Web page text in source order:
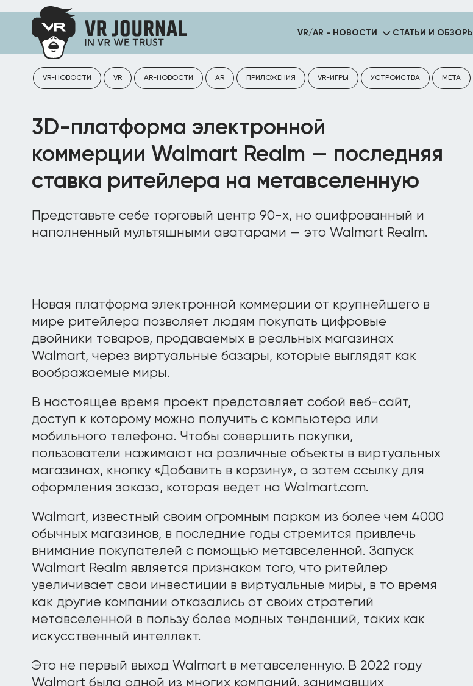
VR/AR - НОВОСТИ СТАТЬИ И ОБЗОРЫ
VR-НОВОСТИ VR AR-НОВОСТИ AR ПРИЛОЖЕНИЯ VR-ИГРЫ УСТРОЙСТВА META
3D-платформа электронной
коммерции Walmart Realm — последняя
ставка ритейлера на метавселенную
Представьте себе торговый центр 90-х, но оцифрованный и
наполненный мультяшными аватарами — это Walmart Realm.
Новая платформа электронной коммерции от крупнейшего в
мире ритейлера позволяет людям покупать цифровые
двойники товаров, продаваемых в реальных магазинах
Walmart, через виртуальные базары, которые выглядят как
воображаемые миры.
В настоящее время проект представляет собой веб-сайт,
доступ к которому можно получить с компьютера или
мобильного телефона. Чтобы совершить покупки,
пользователи нажимают на различные объекты в виртуальных
магазинах, кнопку «Добавить в корзину», а затем ссылку для
оформления заказа, которая ведет на Walmart.com.
Walmart, известный своим огромным парком из более чем 4000
обычных магазинов, в последние годы стремится привлечь
внимание покупателей с помощью метавселенной. Запуск
Walmart Realm является признаком того, что ритейлер
увеличивает свои инвестиции в виртуальные миры, в то время
как другие компании отказались от своих стратегий
метавселенной в пользу более модных тенденций, таких как
искусственный интеллект.
Это не первый выход Walmart в метавселенную. В 2022 году
Walmart была одной из многих компаний, занимавших